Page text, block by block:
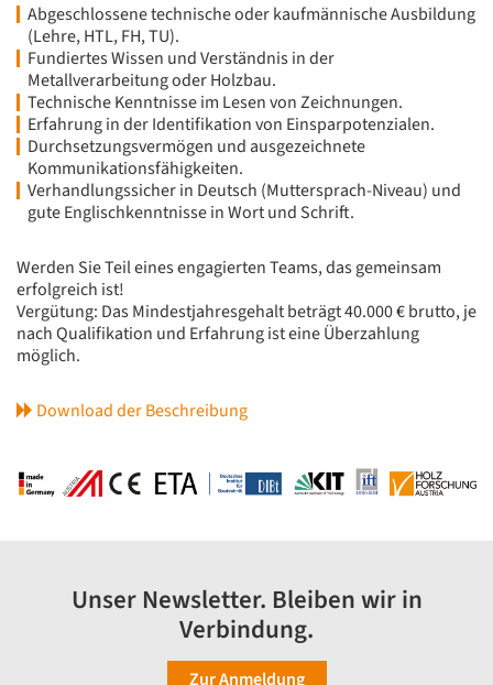
Abgeschlossene technische oder kaufmännische Ausbildung
(Lehre, HTL, FH, TU).
Fundiertes Wissen und Verständnis in der
Metallverarbeitung oder Holzbau.
Technische Kenntnisse im Lesen von Zeichnungen.
Erfahrung in der Identifikation von Einsparpotenzialen.
Durchsetzungsvermögen und ausgezeichnete
Kommunikationsfähigkeiten.
Verhandlungssicher in Deutsch (Muttersprach-Niveau) und
gute Englischkenntnisse in Wort und Schrift.
Werden Sie Teil eines engagierten Teams, das gemeinsam
erfolgreich ist!
Vergütung: Das Mindestjahresgehalt beträgt 40.000 € brutto, je
nach Qualifikation und Erfahrung ist eine Überzahlung
möglich.
Download der Beschreibung
Unser Newsletter. Bleiben wir in
Verbindung.
Zur Anmeldung